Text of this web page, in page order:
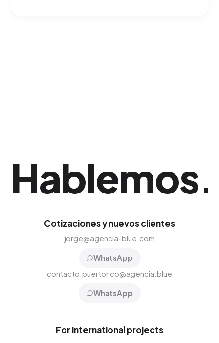
Hablemos.
Cotizaciones y nuevos clientes
jorge@agencia-blue.com
WhatsApp
contacto.puertorico@agencia.blue
WhatsApp
For international projects